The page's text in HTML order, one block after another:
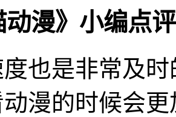
动漫》小编点
也是非常及
漫的时候会